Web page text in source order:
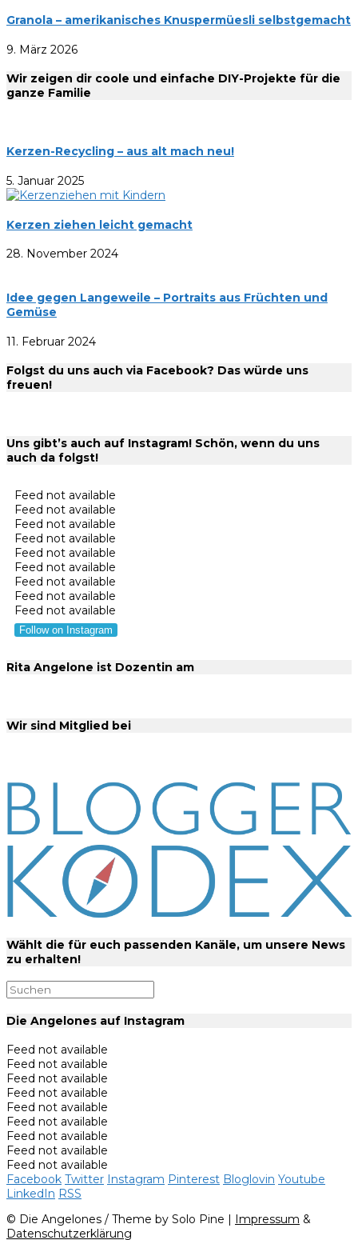
Granola – amerikanisches Knuspermüesli selbstgemacht
9. März 2026
Wir zeigen dir coole und einfache DIY-Projekte für die
ganze Familie
Kerzen-Recycling – aus alt mach neu!
5. Januar 2025
Kerzen ziehen leicht gemacht
28. November 2024
Idee gegen Langeweile – Portraits aus Früchten und
Gemüse
11. Februar 2024
Folgst du uns auch via Facebook? Das würde uns
freuen!
Uns gibt’s auch auf Instagram! Schön, wenn du uns
auch da folgst!
Feed not available
Feed not available
Feed not available
Feed not available
Feed not available
Feed not available
Feed not available
Feed not available
Feed not available
Follow on Instagram
Rita Angelone ist Dozentin am
Wir sind Mitglied bei
Wählt die für euch passenden Kanäle, um unsere News
zu erhalten!
Die Angelones auf Instagram
Feed not available
Feed not available
Feed not available
Feed not available
Feed not available
Feed not available
Feed not available
Feed not available
Feed not available
Facebook Twitter Instagram Pinterest Bloglovin Youtube
LinkedIn RSS
© Die Angelones / Theme by Solo Pine |
Impressum &
Datenschutzerklärung